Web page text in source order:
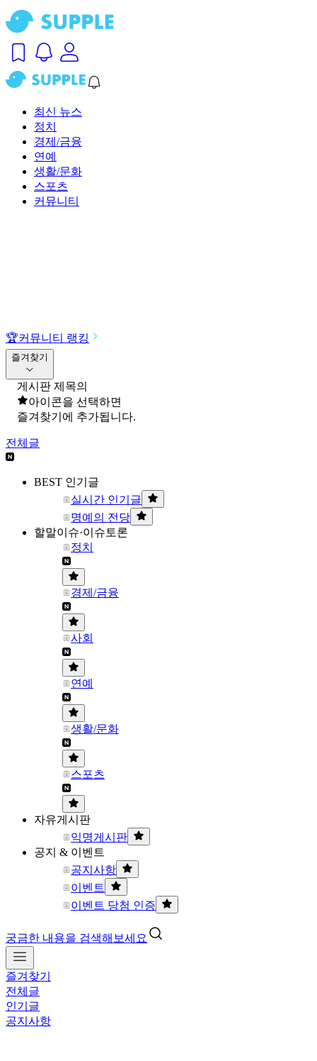
최신 뉴스
정치
경제/금융
연예
생활/문화
스포츠
커뮤니티
🏆커뮤니티 랭킹
즐겨찾기
게시판 제목의
아이콘을 선택하면
즐겨찾기에 추가됩니다.
전체글
BEST 인기글
실시간 인기글
명예의 전당
할말이슈·이슈토론
정치
경제/금융
사회
연예
생활/문화
스포츠
자유게시판
익명게시판
공지 & 이벤트
공지사항
이벤트
이벤트 당첨 인증
궁금한 내용을 검색해보세요
즐겨찾기
전체글
인기글
공지사항